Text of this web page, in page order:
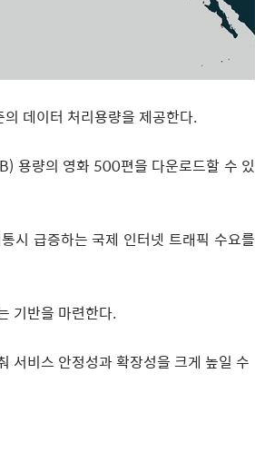
의 데이터 처리용량을 제공한다.
용량의 영화 500편을 다운로드할 수 있
시 급증하는 국제 인터넷 트래픽 수요를
기반을 마련한다.
서비스 안정성과 확장성을 크게 높일 수